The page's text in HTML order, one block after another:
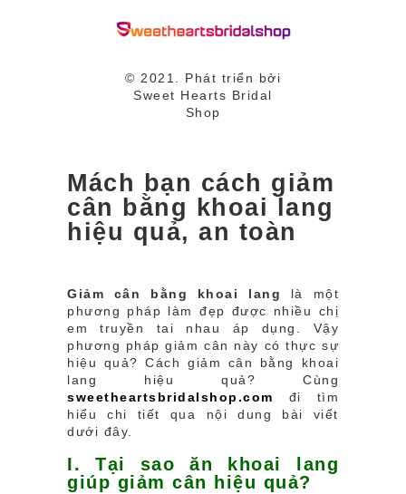
© 2021. Phát triển bởi
Sweet Hearts Bridal
Shop
Mách bạn cách giảm
cân bằng khoai lang
hiệu quả, an toàn
Giảm cân bằng khoai lang
là một
phương pháp làm đẹp được nhiều chị
em truyền tai nhau áp dụng. Vậy
phương pháp giảm cân này có thực sự
hiệu quả? Cách giảm cân bằng khoai
lang hiệu quả? Cùng
sweetheartsbridalshop.com đi tìm
hiểu chi tiết qua nội dung bài viết
dưới đây.
I. Tại sao ăn khoai lang
giúp giảm cân hiệu quả?